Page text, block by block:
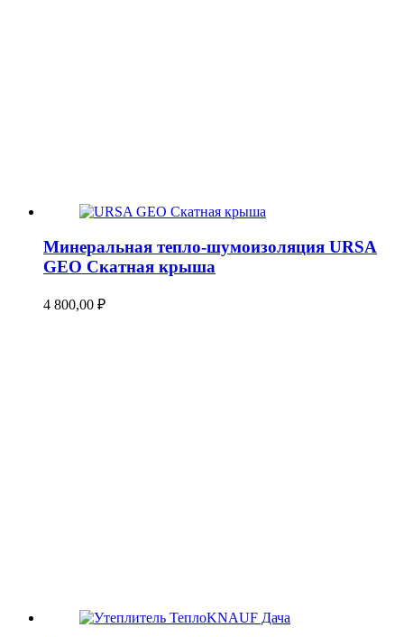
Минеральная тепло-шумоизоляция URSA
GEO Скатная крыша
4 800,00 ₽